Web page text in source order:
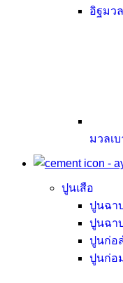
อิฐมว
มวลเบ
ปูนเสือ
ปูนฉา
ปูนฉา
ปูนก่อ
ปูนก่อ